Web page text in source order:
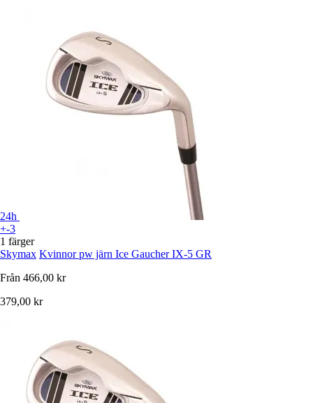
24h
+-3
1 färger
Skymax Kvinnor pw järn Ice Gaucher IX-5 GR
Från 466,00 kr
379,00 kr